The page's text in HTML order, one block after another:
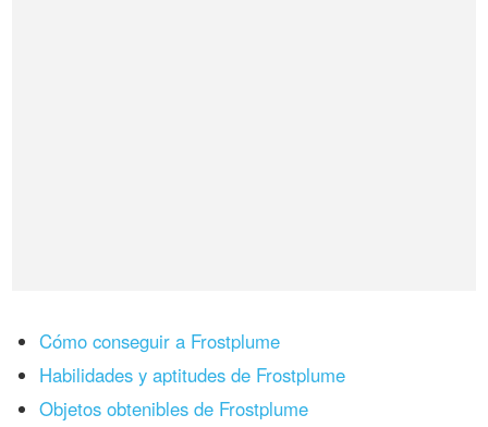
Cómo conseguir a Frostplume
Habilidades y aptitudes de Frostplume
Objetos obtenibles de Frostplume